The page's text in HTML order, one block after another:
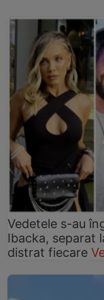
Vedetele s-au
Ibacka, separat
distrat fiecare